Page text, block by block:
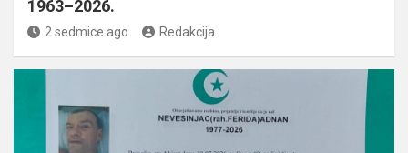
1963–2026.
2 sedmice ago Redakcija